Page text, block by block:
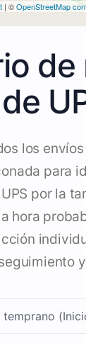
| ©OpenStreetMap
de
los
para
por la
hora
temprano